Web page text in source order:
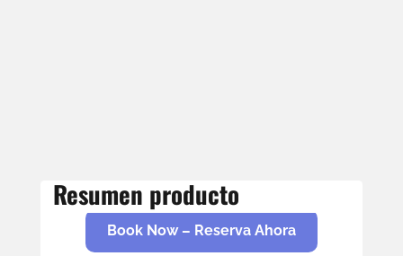
Resumen producto
Book Now – Reserva Ahora